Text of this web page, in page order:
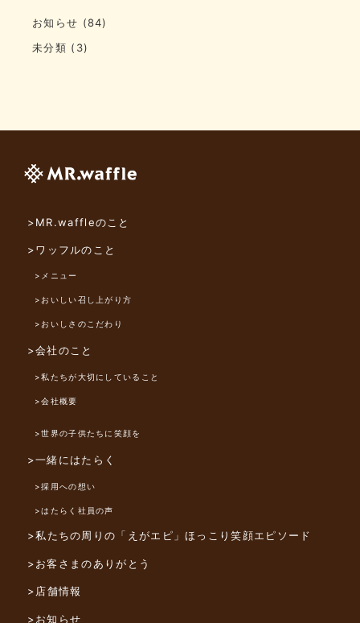
お知らせ (84)
未分類 (3)
>MR.waffleのこと
>ワッフルのこと
>メニュー
>おいしい召し上がり方
>おいしさのこだわり
>会社のこと
>私たちが大切にしていること
>会社概要
>世界の子供たちに笑顔を
>一緒にはたらく
>採用への想い
>はたらく社員の声
>私たちの周りの「えがエピ」ほっこり笑顔エピソード
>お客さまのありがとう
>店舗情報
>お知らせ